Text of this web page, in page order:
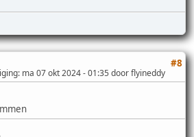
#8
: ma 07 okt 2024 - 01:35 door flyineddy